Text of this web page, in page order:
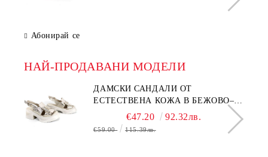
Абонирай се
НАЙ-ПРОДАВАНИ МОДЕЛИ
ДАМСКИ САНДАЛИ ОТ
ЕСТЕСТВЕНА КОЖА В БЕЖОВО–
МОДЕЛ NOVA.
€47.20 92.32лв.
€59.00 115.39лв.